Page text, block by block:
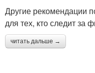
Другие рекомендации
для тех, кто следит за
читать дальше →